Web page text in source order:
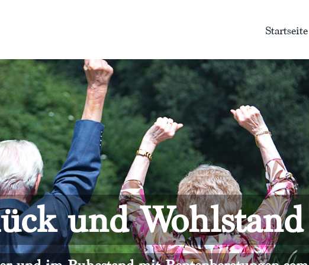
Startseite
und Wohlstand